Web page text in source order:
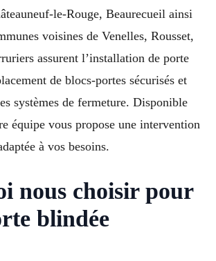
le-Rouge, Beaurecueil ainsi
voisines de Venelles, Rousset,
assurent l’installation de porte
de blocs-portes sécurisés et
systèmes de fermeture. Disponible
équipe vous propose une intervention
à vos besoins.
nous choisir pour
blindée